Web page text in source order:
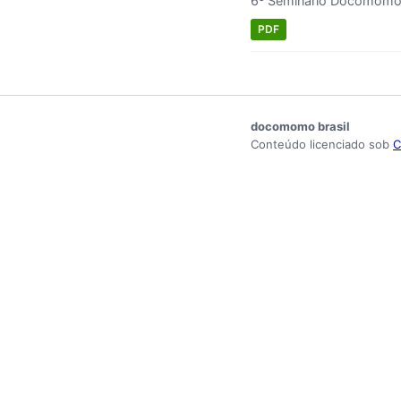
PDF
docomomo brasil
Conteúdo licenciado sob